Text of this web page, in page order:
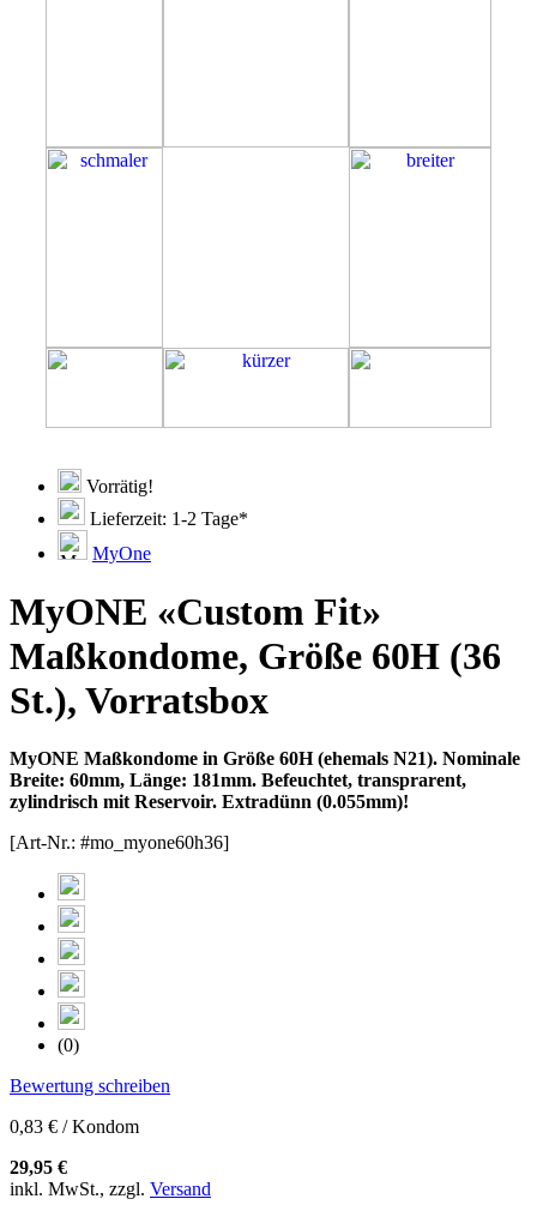
Vorrätig!
Lieferzeit: 1-2 Tage*
MyOne
MyONE «Custom Fit»
Maßkondome, Größe 60H (36
St.), Vorratsbox
MyONE Maßkondome in Größe 60H (ehemals N21). Nominale
Breite: 60mm, Länge: 181mm. Befeuchtet, transprarent,
zylindrisch mit Reservoir. Extradünn (0.055mm)!
[Art-Nr.: #mo_myone60h36]
(0)
Bewertung schreiben
0,83 € / Kondom
29,95 €
inkl. MwSt., zzgl. Versand